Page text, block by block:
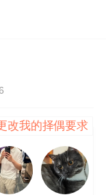
改我的择偶要求